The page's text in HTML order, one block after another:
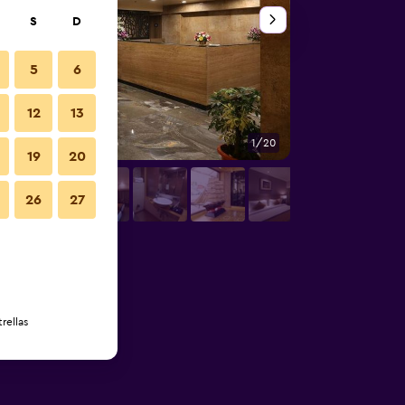
1/20
S D
5 6
12 13
19 20
26 27